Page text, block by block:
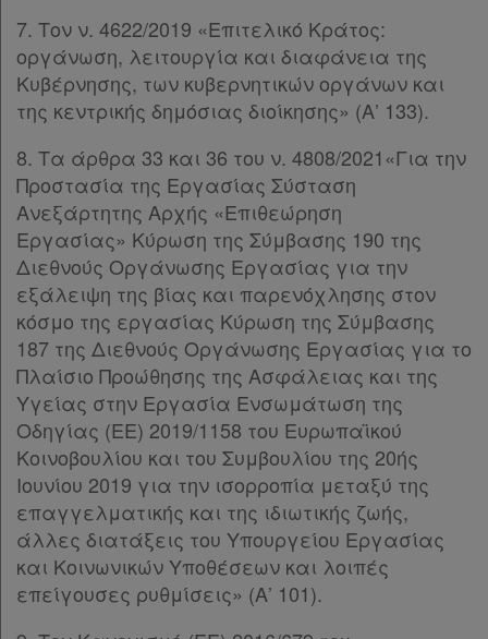
Χρήσιμα
7. Τον ν. 4622/2019 «Επιτελικό Κράτος:
οργάνωση, λειτουργία και διαφάνεια της
Κυβέρνησης, των κυβερνητικών οργάνων και
της κεντρικής δημόσιας διοίκησης» (Α’ 133).
8. Τα άρθρα 33 και 36 του ν. 4808/2021«Για την
Προστασία της Εργασίας Σύσταση
Ανεξάρτητης Αρχής «Επιθεώρηση
Εργασίας» Κύρωση της Σύμβασης 190 της
Διεθνούς Οργάνωσης Εργασίας για την
εξάλειψη της βίας και παρενόχλησης στον
κόσμο της εργασίας Κύρωση της Σύμβασης
187 της Διεθνούς Οργάνωσης Εργασίας για το
Πλαίσιο Προώθησης της Ασφάλειας και της
Υγείας στην Εργασία Ενσωμάτωση της
Οδηγίας (ΕΕ) 2019/1158 του Ευρωπαϊκού
Κοινοβουλίου και του Συμβουλίου της 20ής
Ιουνίου 2019 για την ισορροπία μεταξύ της
επαγγελματικής και της ιδιωτικής ζωής,
άλλες διατάξεις του Υπουργείου Εργασίας
και Κοινωνικών Υποθέσεων και λοιπές
επείγουσες ρυθμίσεις» (Α’ 101).